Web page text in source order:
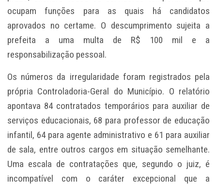
ocupam funções para as quais há candidatos
aprovados no certame. O descumprimento sujeita a
prefeita a uma multa de R$ 100 mil e a
responsabilização pessoal.
Os números da irregularidade foram registrados pela
própria Controladoria-Geral do Município. O relatório
apontava 84 contratados temporários para auxiliar de
serviços educacionais, 68 para professor de educação
infantil, 64 para agente administrativo e 61 para auxiliar
de sala, entre outros cargos em situação semelhante.
Uma escala de contratações que, segundo o juiz, é
incompatível com o caráter excepcional que a